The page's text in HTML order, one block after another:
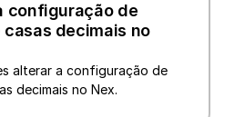
configuração de
casas decimais no
alterar a configuração de
decimais no Nex.